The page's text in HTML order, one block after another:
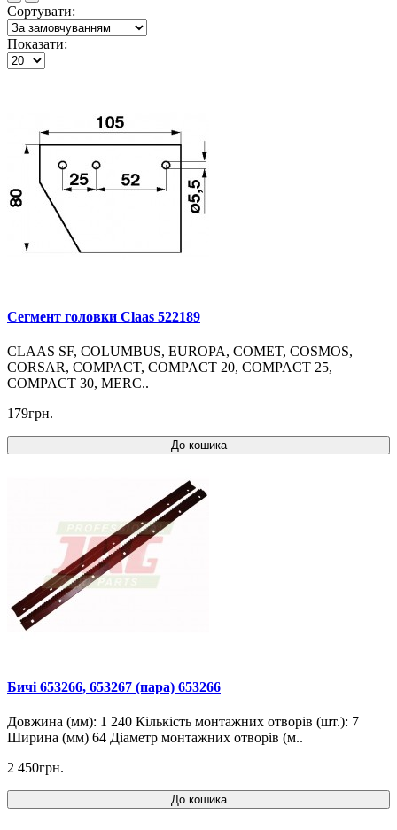
Сортувати:
Показати:
Cегмент головки Claas 522189
CLAAS SF, COLUMBUS, EUROPA, COMET, COSMOS,
CORSAR, COMPACT, COMPACT 20, COMPACT 25,
COMPACT 30, MERC..
179грн.
До кошика
Бичі 653266, 653267 (пара) 653266
Довжина (мм): 1 240 Кількість монтажних отворів (шт.): 7
Ширина (мм) 64 Діаметр монтажних отворів (м..
2 450грн.
До кошика